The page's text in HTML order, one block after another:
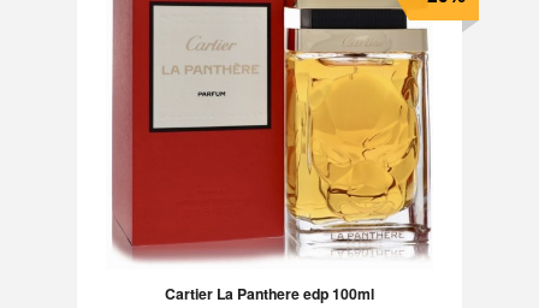
Cartier La Panthere edp 100ml